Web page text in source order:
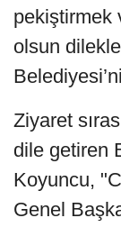
pekiştirmek
olsun
Ziyaret
dile getiren
Koyuncu,
Genel